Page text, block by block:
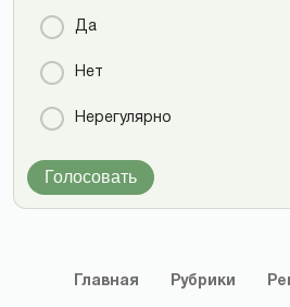
Да
Нет
Нерегулярно
Голосовать
Главная Рубрики